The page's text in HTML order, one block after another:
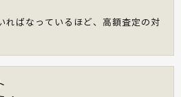
ればなっているほど、高額査定の対